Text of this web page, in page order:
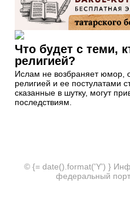
Что будет с теми,
религией?
Ислам не возбраняет юмор,
религией и ее постулатами
сказанные в шутку, могут
последствиям.
© {= date().format('Y') }
федеральный